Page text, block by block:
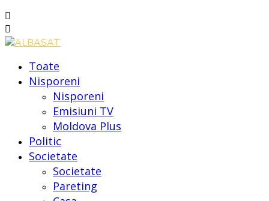
Toate
Nisporeni
Nisporeni
Emisiuni TV
Moldova Plus
Politic
Societate
Societate
Pareting